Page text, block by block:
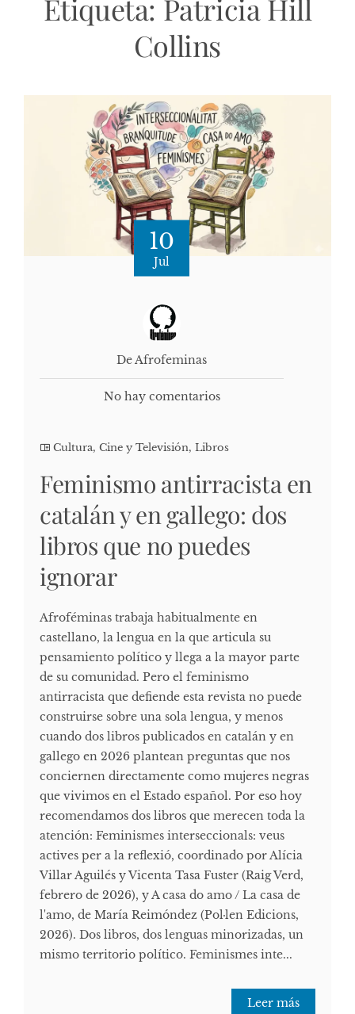
Etiqueta: Patricia Hill
Collins
10
Jul
De Afrofeminas
No hay comentarios
Cultura, Cine y Televisión, Libros
Feminismo antirracista en
catalán y en gallego: dos
libros que no puedes
ignorar
Afroféminas trabaja habitualmente en
castellano, la lengua en la que articula su
pensamiento político y llega a la mayor parte
de su comunidad. Pero el feminismo
antirracista que defiende esta revista no puede
construirse sobre una sola lengua, y menos
cuando dos libros publicados en catalán y en
gallego en 2026 plantean preguntas que nos
conciernen directamente como mujeres negras
que vivimos en el Estado español. Por eso hoy
recomendamos dos libros que merecen toda la
atención: Feminismes interseccionals: veus
actives per a la reflexió, coordinado por Alícia
Villar Aguilés y Vicenta Tasa Fuster (Raig Verd,
febrero de 2026), y A casa do amo / La casa de
l'amo, de María Reimóndez (Pol·len Edicions,
2026). Dos libros, dos lenguas minorizadas, un
mismo territorio político. Feminismes inte...
Leer más